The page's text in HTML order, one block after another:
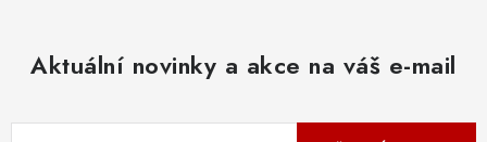
y
Aktuální novinky a akce na váš e-mail